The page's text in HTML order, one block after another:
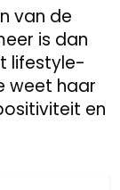
van de
is dan
lifestyle-
weet haar
en